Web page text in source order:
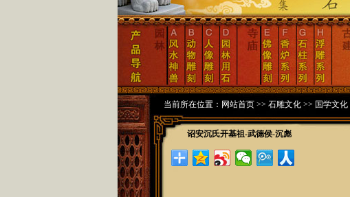
当前所在位置： 网站首页 >> 石雕文化 >> 国学文化
诏安沉氏开基祖-武德侯-沉彪